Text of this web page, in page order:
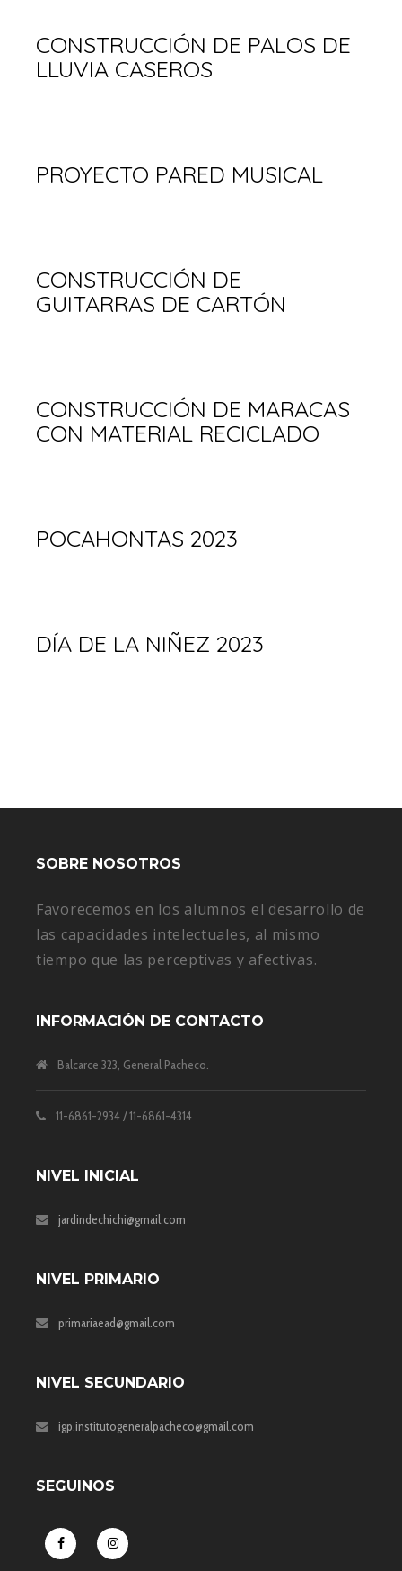
CONSTRUCCIÓN DE PALOS DE
LLUVIA CASEROS
PROYECTO PARED MUSICAL
CONSTRUCCIÓN DE
GUITARRAS DE CARTÓN
CONSTRUCCIÓN DE MARACAS
CON MATERIAL RECICLADO
POCAHONTAS 2023
DÍA DE LA NIÑEZ 2023
SOBRE NOSOTROS
Favorecemos en los alumnos el desarrollo de
las capacidades intelectuales, al mismo
tiempo que las perceptivas y afectivas.
INFORMACIÓN DE CONTACTO
Balcarce 323, General Pacheco.
11-6861-2934 / 11-6861-4314
NIVEL INICIAL
jardindechichi@gmail.com
NIVEL PRIMARIO
primariaead@gmail.com
NIVEL SECUNDARIO
igp.institutogeneralpacheco@gmail.com
SEGUINOS